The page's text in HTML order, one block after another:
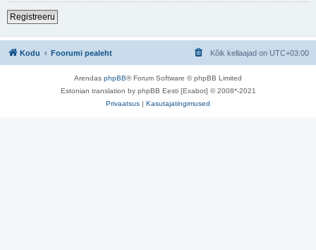
Registreeru
Kodu Foorumi pealeht Kõik kellaajad on UTC+03:00
Arendas phpBB® Forum Software © phpBB Limited
Estonian translation by phpBB Eesti [Exabot] © 2008*-2021
Privaatsus | Kasutajatingimused